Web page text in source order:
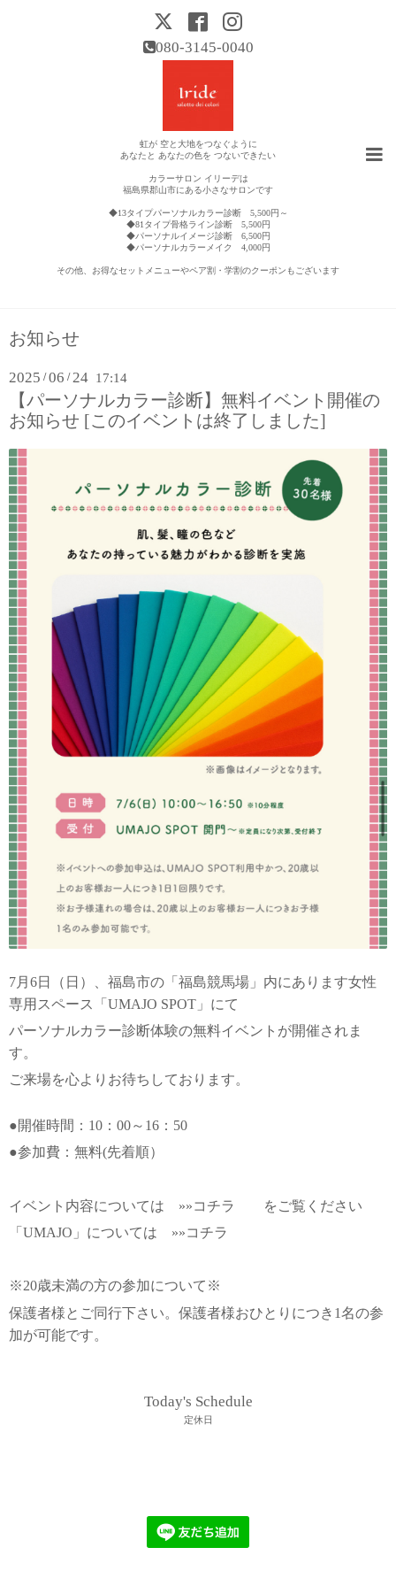
080-3145-0040
虹が 空と大地をつなぐように
あなたと あなたの色を つないできたい
カラーサロン イリーデは
福島県郡山市にある小さなサロンです
◆13タイプパーソナルカラー診断 5,500円～
◆81タイプ骨格ライン診断 5,500円
◆パーソナルイメージ診断 6,500円
◆パーソナルカラーメイク 4,000円
その他、お得なセットメニューやペア割・学割のクーポンもございます
お知らせ
2025 /06 /24 17:14
【パーソナルカラー診断】無料イベント開催の
お知らせ [このイベントは終了しました]
7月6日（日）、福島市の「福島競馬場」内にあります女性
専用スペース「UMAJO SPOT」にて
パーソナルカラー診断体験の無料イベントが開催されま
す。
ご来場を心よりお待ちしております。
●開催時間：10：00～16：50
●参加費：無料(先着順）
イベント内容については »»コチラ
をご覧ください
「UMAJO」については »»コチラ
※20歳未満の方の参加について※
保護者様とご同行下さい。 保護者様おひとりにつき1名の参
加が可能です。
Today's Schedule
定休日